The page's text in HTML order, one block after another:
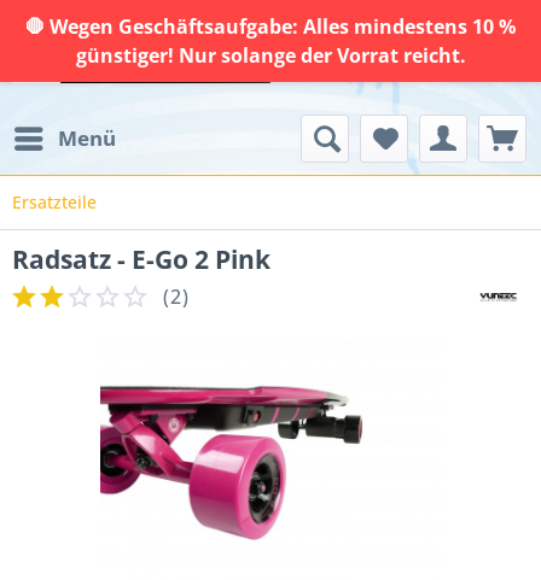
🛑 Wegen Geschäftsaufgabe: Alles mindestens 10 %
günstiger! Nur solange der Vorrat reicht.
Menü
Ersatzteile
Radsatz - E-Go 2 Pink
(2)